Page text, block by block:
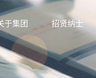
于集团 招贤纳士